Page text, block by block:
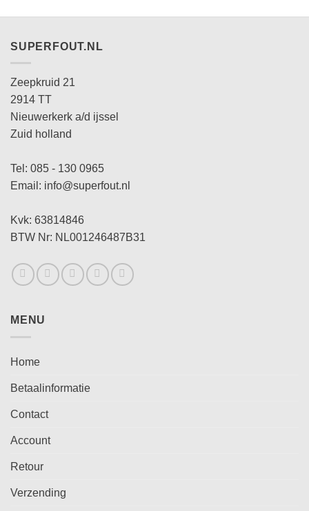
SUPERFOUT.NL
Zeepkruid 21
2914 TT
Nieuwerkerk a/d ijssel
Zuid holland
Tel: 085 - 130 0965
Email: info@superfout.nl
Kvk: 63814846
BTW Nr: NL001246487B31
MENU
Home
Betaalinformatie
Contact
Account
Retour
Verzending